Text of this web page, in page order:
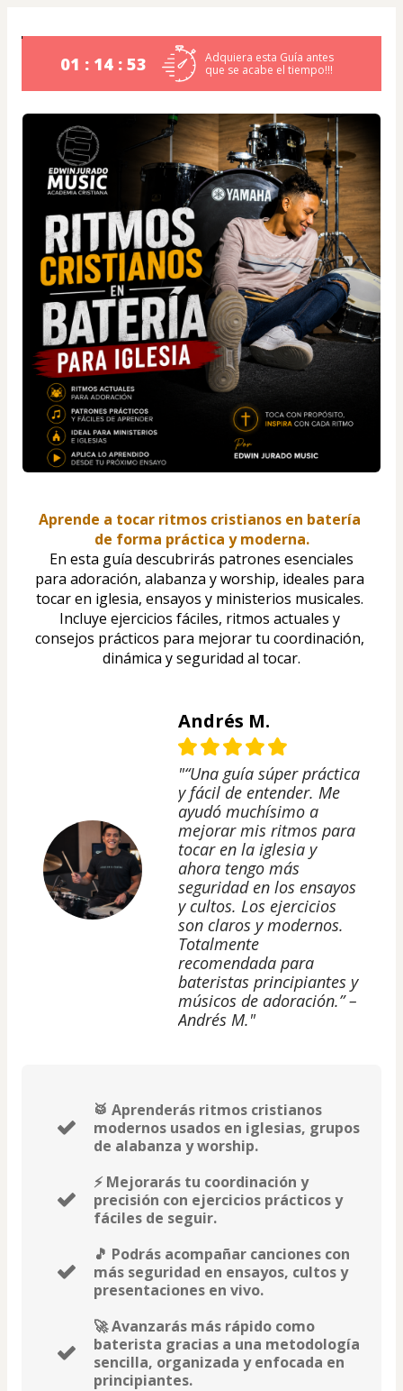
01 : 14 : 53
Adquiera esta Guía antes
que se acabe el tiempo!!!
Aprende a tocar ritmos cristianos en batería
de forma práctica y moderna.
para adoración, alabanza y worship, ideales para
tocar en iglesia, ensayos y ministerios musicales.
Incluye ejercicios fáciles, ritmos actuales y
consejos prácticos para mejorar tu coordinación,
dinámica y seguridad al tocar.
Andrés M.
"“Una guía súper práctica
y fácil de entender. Me
ayudó muchísimo a
mejorar mis ritmos para
tocar en la iglesia y
ahora tengo más
seguridad en los ensayos
y cultos. Los ejercicios
son claros y modernos.
Totalmente
recomendada para
bateristas principiantes y
músicos de adoración.” –
Andrés M."
🥁 Aprenderás ritmos cristianos
modernos usados en iglesias, grupos
de alabanza y worship.
⚡ Mejorarás tu coordinación y
precisión con ejercicios prácticos y
fáciles de seguir.
🎵 Podrás acompañar canciones con
más seguridad en ensayos, cultos y
presentaciones en vivo.
🚀 Avanzarás más rápido como
baterista gracias a una metodología
sencilla, organizada y enfocada en
principiantes.